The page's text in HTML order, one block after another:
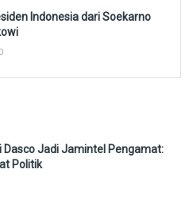
Indonesia dari Soekarno
Dasco Jadi Jamintel Pengamat:
Politik